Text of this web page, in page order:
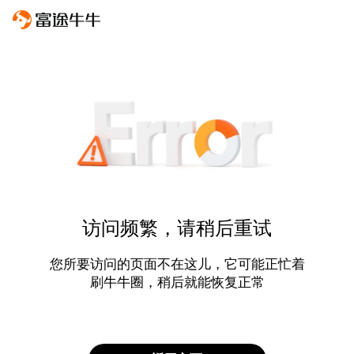
访问频繁，请稍后重试
您所要访问的页面不在这儿，它可能正忙着
刷牛牛圈，稍后就能恢复正常